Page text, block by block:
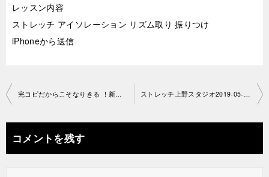
レッスン内容
ストレッチ アイソレーション リズム取り 振りつけ
iPhoneから送信
投
ナ
ビ
完コピだからこそなりきる ！新宿スタジオ2019-05-11-no0034-1204 ストレッチ上野スタジオ2019-05-1 2-no0034-1223
コメントを残す